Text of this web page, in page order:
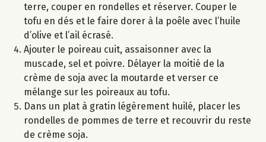
terre, couper en rondelles et réserver. Couper le
tofu en dés et le faire dorer à la poêle avec l’huile
d’olive et l’ail écrasé.
Ajouter le poireau cuit, assaisonner avec la
muscade, sel et poivre. Délayer la moitié de la
crème de soja avec la moutarde et verser ce
mélange sur les poireaux au tofu.
Dans un plat à gratin légèrement huilé, placer les
rondelles de pommes de terre et recouvrir du reste
de crème soja.